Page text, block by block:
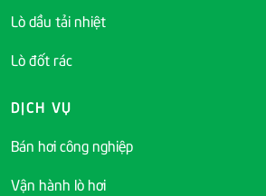
Lò dầu tải nhiệt
Lò đốt rác
DỊCH VỤ
Bán hơi công nghiệp
Vận hành lò hơi